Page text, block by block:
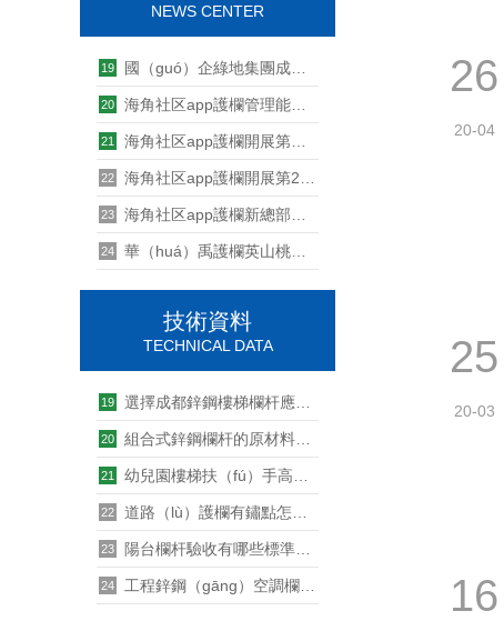
NEWS CENTER
19 國（guó）企綠地集團成功與武漢海角社区app（yǔ）護欄簽訂欄杆工程項目（mù）
20 海角社区app護欄管理能力提升培訓第八期--四大機製解讀
21 海角社区app護欄開展第三十期管理能力提升培訓
22 海角社区app護欄開展第25期管理能力提升培訓
23 海角社区app護欄新總部基地建設項目奠基儀式隆重舉行
24 華（huá）禹護欄英山桃花衝漂（piāo）流活（huó）動
技術資料
TECHNICAL DATA
19 選擇成都鋅鋼樓梯欄杆應當注意的事項
20 組合式鋅鋼欄杆的原材料特點及品質
21 幼兒園樓梯扶（fú）手高度標準尺寸是多少
22 道路（lù）護欄有鏽點怎麽處理
23 陽台欄杆驗收有哪些標準和注意（yì）事項（xiàng）
24 工程鋅鋼（gāng）空調欄杆價格
26
20-04
25
20-03
16